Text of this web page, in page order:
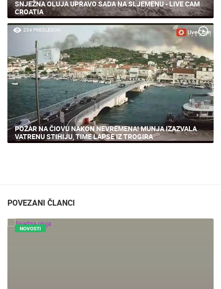
SNJEŽNA OLUJA UPRAVO SADA NA SLJEMENU - LIVE CAM
CROATIA
234 PREGLED(A)
POŽAR NA ČIOVU NAKON NEVREMENA! MUNJA IZAZVALA
VATRENU STIHIJU, TIME LAPSE IZ TROGIRA
POVEZANI ČLANCI
NOVOSTI